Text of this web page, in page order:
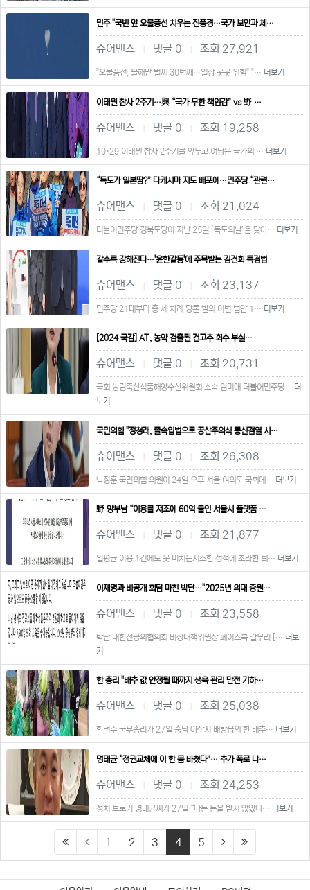
민주 "국빈 앞 오물풍선 치우는 진풍경…국가 보안과 체…
슈어맨스 댓글 0 조회 27,921
"오물풍선, 올해만 벌써 30번째…일상 곳곳 위험" "… 더보기
이태원 참사 2주기…與 “국가 무한 책임감” vs 野 …
슈어맨스 댓글 0 조회 19,258
10·29 이태원 참사 2주기를 앞두고 여당은 국가의 … 더보기
“독도가 일본땅?” 다케시마 지도 배포에…민주당 “관련…
슈어맨스 댓글 0 조회 21,024
더불어민주당 경북도당이 지난 25일 ‘독도의날’을 맞아… 더보기
갈수록 강해진다…'윤한갈등'에 주목받는 김건희 특검법
슈어맨스 댓글 0 조회 23,137
민주당 21대부터 총 세 차례 당론 발의 이번 법안 1… 더보기
[2024 국감] AT, 농약 검출된 건고추 회수 부실…
슈어맨스 댓글 0 조회 20,731
국회 농림축산식품해양수산위원회 소속 임미애 더불어민주당… 더
보기
국민의힘 "정청래, 졸속입법으로 공산주의식 통신검열 시…
슈어맨스 댓글 0 조회 26,308
박정훈 국민의힘 의원이 24일 오후 서울 여의도 국회에… 더보기
野 양부남 “이용률 저조에 60억 들인 서울시 플랫폼 …
슈어맨스 댓글 0 조회 21,877
일평균 이용 1건에도 못 미치는저조한 성적에 초라한 퇴… 더보기
이재명과 비공개 회담 마친 박단…"2025년 의대 증원…
슈어맨스 댓글 0 조회 23,558
박단 대한전공의협의회 비상대책위원장 페이스북 갈무리 [… 더보
기
한 총리 "배추 값 안정될 때까지 생육 관리 만전 기하…
슈어맨스 댓글 0 조회 25,038
한덕수 국무총리가 27일 충남 아산시 배방읍의 한 배추… 더보기
명태균 “정권교체에 이 한 몸 바쳤다”… 추가 폭로 나…
슈어맨스 댓글 0 조회 24,253
정치 브로커 명태균씨가 27일 “나는 돈을 받지 않았다… 더보기
1 2 3 4(current)
5